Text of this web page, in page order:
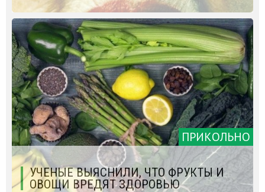
ПРИКОЛЬНО
УЧЕНЫЕ ВЫЯСНИЛИ, ЧТО ФРУКТЫ И
ОВОЩИ ВРЕДЯТ ЗДОРОВЬЮ